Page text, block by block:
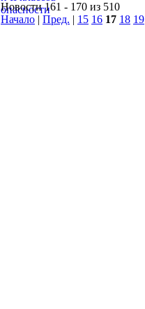
Новости 161 - 170 из 510
Начало | Пред. | 15 16 17 18 19